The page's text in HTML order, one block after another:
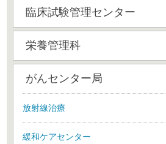
臨床試験管理センター
栄養管理科
がんセンター局
放射線治療
緩和ケアセンター